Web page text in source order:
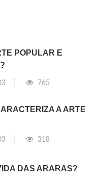
POPULAR E
765
A ARTE
318
DAS ARARAS?